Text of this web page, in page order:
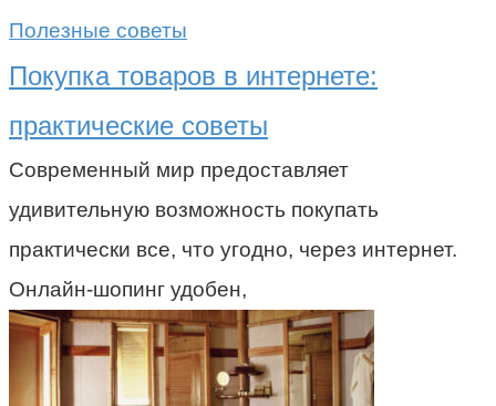
Полезные советы
Покупка товаров в интернете:
практические советы
Современный мир предоставляет
удивительную возможность покупать
практически все, что угодно, через интернет.
Онлайн-шопинг удобен,